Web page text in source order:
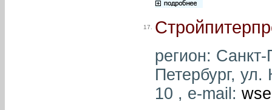
17.
регион:
Петербург,
10 , e-mail: